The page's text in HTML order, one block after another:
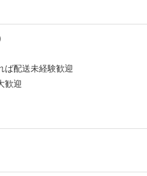
ば配送未経験歓迎
歓迎